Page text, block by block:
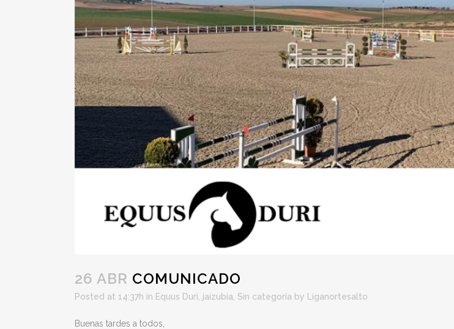
26 ABR COMUNICADO
Posted at 14:37h in Equus Duri jaizubia Sin categoría by Liganortesalto
Buenas tardes a todos,